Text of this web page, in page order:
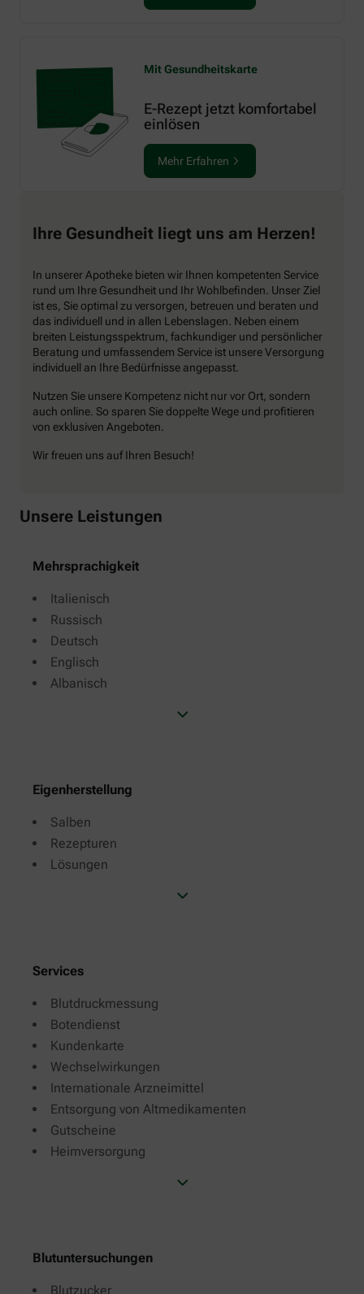
Mit Gesundheitskarte
E-Rezept jetzt komfortabel
einlösen
Mehr Erfahren
Ihre Gesundheit liegt uns am Herzen!
In unserer Apotheke bieten wir Ihnen kompetenten Service
rund um Ihre Gesundheit und Ihr Wohlbefinden. Unser Ziel
ist es, Sie optimal zu versorgen, betreuen und beraten und
das individuell und in allen Lebenslagen. Neben einem
breiten Leistungsspektrum, fachkundiger und persönlicher
Beratung und umfassendem Service ist unsere Versorgung
individuell an Ihre Bedürfnisse angepasst.
Nutzen Sie unsere Kompetenz nicht nur vor Ort, sondern
auch online. So sparen Sie doppelte Wege und profitieren
von exklusiven Angeboten.
Wir freuen uns auf Ihren Besuch!
Unsere Leistungen
Mehrsprachigkeit
Italienisch
Russisch
Deutsch
Englisch
Albanisch
Eigenherstellung
Salben
Rezepturen
Lösungen
Services
Blutdruckmessung
Botendienst
Kundenkarte
Wechselwirkungen
Internationale Arzneimittel
Entsorgung von Altmedikamenten
Gutscheine
Heimversorgung
Blutuntersuchungen
Blutzucker